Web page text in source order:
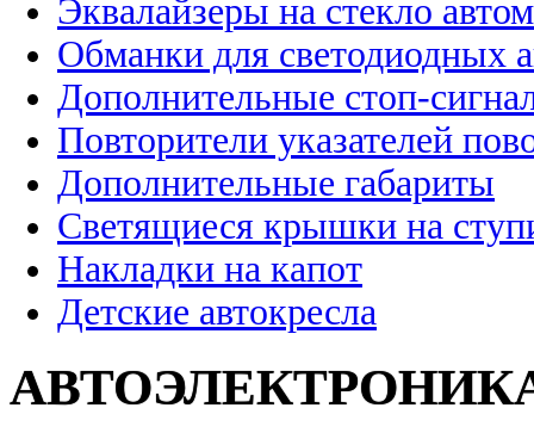
Эквалайзеры на стекло
Обманки для светодиодных
Дополнительные стоп-
Повторители указателей
Дополнительные габариты
Светящиеся крышки на
Накладки на капот
Детские автокресла